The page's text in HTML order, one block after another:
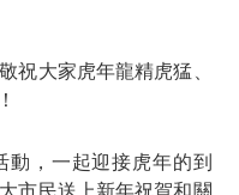
祝大家虎年龍精虎猛、
，一起迎接虎年的到